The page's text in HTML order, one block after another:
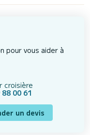
pour vous aider à
croisière
00 61
un devis